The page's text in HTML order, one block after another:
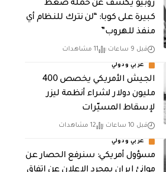
روبيو يكشف عن حملة ضغط
كبيرة على كوبا: “لن نترك للنظام أي
منفذ للهروب”
قبل 9 ساعات 11 مشاهدات
عربي ودولي
الجيش الأمريكي يخصص 400
مليون دولار لشراء أنظمة ليزر
لإسقاط المسيّرات
قبل 10 ساعات 12 مشاهدات
عربي ودولي
مسؤول أمريكي: سنرفع الحصار عن
موانئ إيران بمجرد الإعلان عن اتفاق